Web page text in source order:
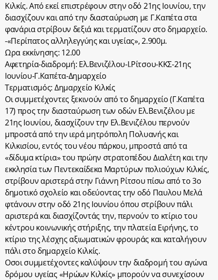
Κιλκίς. Από εκεί επιστρέφουν στην οδό 21ης Ιουνίου, την
διασχίζουν και από την διασταύρωση με Γ.Καπέτα στα
φανάρια στρίβουν δεξιά και τερματίζουν στο δημαρχείο.
-«Περίπατος αλληλεγγύης και υγείας», 2.900μ.
Ωρα εκκίνησης: 12.00
Αφετηρία-διαδρομή: Ελ.Βενιζέλου-Ι.Ρίτσου-ΚΚΣ-21ης
Ιουνίου-Γ.Καπέτα-Δημαρχείο
Τερματισμός: Δημαρχείο Κιλκίς
Οι συμμετέχοντες ξεκινούν από το δημαρχείο (Γ.Καπέτα
17) προς την διασταύρωση των οδών Ελ.Βενιζέλου με
21ης Ιουνίου, διασχίζουν την Ελ.Βενιζέλου περνούν
μπροστά από την ιερά μητρόπολη Πολυανής και
Κιλκισίου, εντός του νέου πάρκου, μπροστά από τα
«δίδυμα κτίρια» του πρώην στρατοπέδου Διαλέτη και την
εκκλησία των Πεντεκαίδεκα Μαρτύρων πολιούχων Κιλκίς,
στρίβουν αριστερά στην Γιάννη Ρίτσου πίσω από το 3ο
δημοτικό σχολείο και οδεύοντας την οδό Παυλου Μελά
φτάνουν στην οδό 21ης Ιουνίου όπου στρίβουν πάλι
αριστερά και διασχίζοντάς την, περνούν το κτίριο του
κέντρου κοινωνικής στήριξης, την πλατεία Ειρήνης, το
κτίριο της λέσχης αξιωματικών φρουράς και καταλήγουν
πάλι στο δημαρχείο Κιλκίς.
Οσοι συμμετέχοντες καλύψουν την διαδρομή του αγώνα
δρόμου υγείας «Ηρώων Κιλκίς» μπορούν να συνεχίσουν